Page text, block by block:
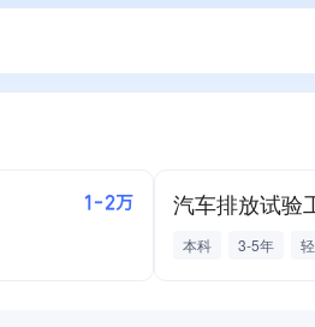
1-2万
本科 3-5年